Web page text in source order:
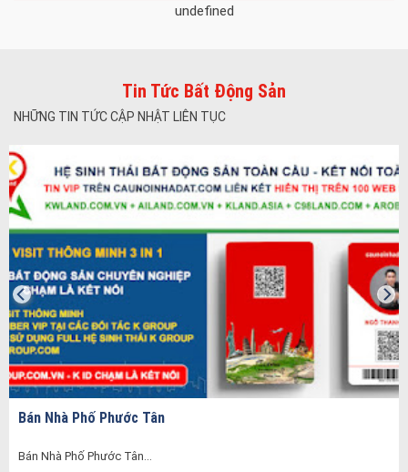
undefined
Tin Tức Bất Động Sản
NHỮNG TIN TỨC CẬP NHẬT LIÊN TỤC
Bán Nhà Phố Phước Tân
Bán Nhà Phố Phước Tân...